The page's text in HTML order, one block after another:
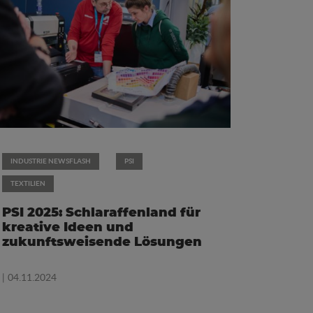
INDUSTRIE NEWSFLASH PSI
TEXTILIEN
PSI 2025: Schlaraffenland für
kreative Ideen und
zukunftsweisende Lösungen
| 04.11.2024